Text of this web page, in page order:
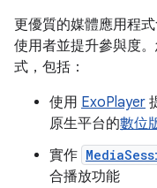
更優質的媒體應用程
使用者並提升參與度
式，包括：
使用 ExoPlayer
原生平台的數位
實作
合播放功能